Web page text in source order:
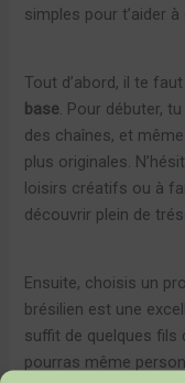
simples pour t’aider à
Tout d’abord, il te
base. Pour débuter,
des chaînes, et
plus originales.
loisirs créatifs ou à
découvrir plein de
Ensuite, choisis un
brésilien est une
suffit de quelques fils
pourras même